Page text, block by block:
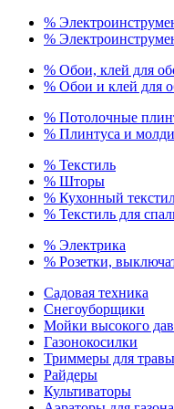
%
%
% Обои, клей для
% Обои и клей для
% Потолочные
% Плинтуса и
% Текстиль
% Шторы
% Кухонный
% Текстиль для
% Электрика
% Розетки,
Садовая техника
Снегоуборщики
Мойки высокого
Газонокосилки
Триммеры для травы
Райдеры
Культиваторы